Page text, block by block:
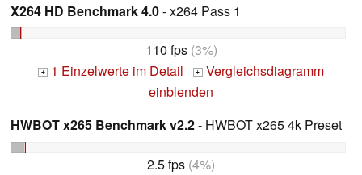
X264 HD Benchmark 4.0- x264 Pass 1
110 fps(3%)
+ 1 Einzelwerte im Detail + Vergleichsdiagramm
einblenden
HWBOT x265 Benchmark v2.2- HWBOT x265 4k Preset
2.5 fps (4%)